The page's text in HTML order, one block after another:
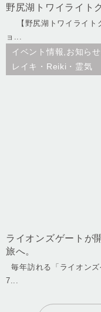
野尻湖トワイライト
【野尻湖トワイライト
ョ...
イベント情報,お知ら
レイキ・Reiki・霊気
ライオンズゲートが
旅へ。
毎年訪れる「ライオン
7...